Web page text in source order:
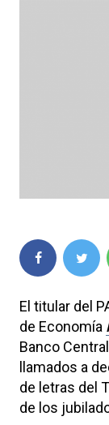
El titular del
de Economía
Banco
llamados a
de letras del
de los